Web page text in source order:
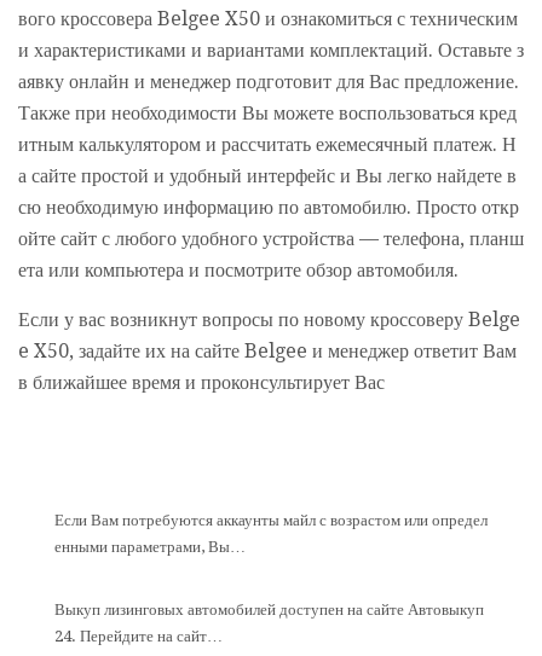
вого кроссовера Belgee X50 и ознакомиться с техническим
и характеристиками и вариантами комплектаций. Оставьте з
аявку онлайн и менеджер подготовит для Вас предложение.
Также при необходимости Вы можете воспользоваться кред
итным калькулятором и рассчитать ежемесячный платеж. Н
а сайте простой и удобный интерфейс и Вы легко найдете в
сю необходимую информацию по автомобилю. Просто откр
ойте сайт с любого удобного устройства — телефона, планш
ета или компьютера и посмотрите обзор автомобиля.
Если у вас возникнут вопросы по новому кроссоверу Belge
e X50, задайте их на сайте Belgee и менеджер ответит Вам
в ближайшее время и проконсультирует Вас
Если Вам потребуются аккаунты майл с возрастом или определ
енными параметрами, Вы…
Выкуп лизинговых автомобилей доступен на сайте Автовыкуп
24. Перейдите на сайт…